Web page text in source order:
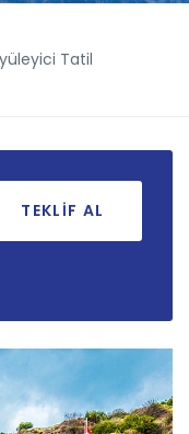
Tatil
TEKLIF AL